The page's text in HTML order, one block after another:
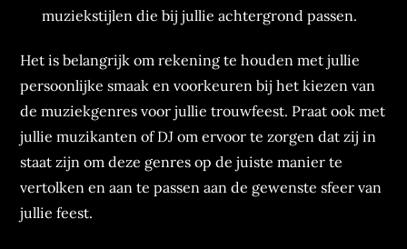
muziekstijlen die bij jullie achtergrond passen.
Het is belangrijk om rekening te houden met jullie
persoonlijke smaak en voorkeuren bij het kiezen van
de muziekgenres voor jullie trouwfeest. Praat ook met
jullie muzikanten of DJ om ervoor te zorgen dat zij in
staat zijn om deze genres op de juiste manier te
vertolken en aan te passen aan de gewenste sfeer van
jullie feest.